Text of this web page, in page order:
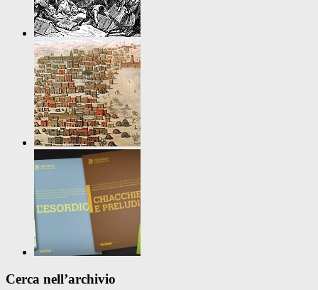
Cerca nell’archivio